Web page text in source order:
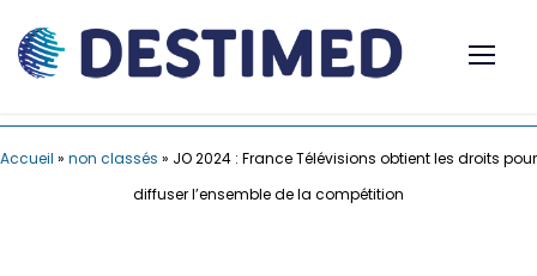
Accueil » non classés » JO 2024 : France Télévisions obtient les droits pour
diffuser l’ensemble de la compétition